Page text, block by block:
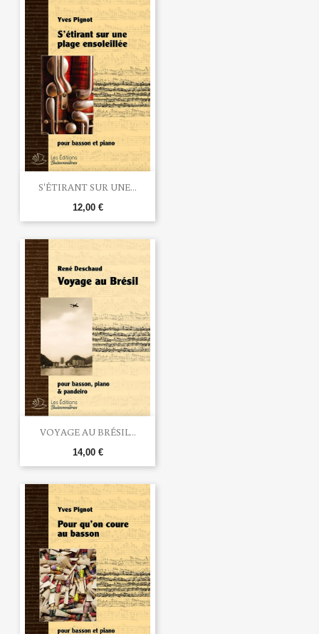
S'ÉTIRANT SUR UNE...
12,00 €
VOYAGE AU BRÉSIL...
14,00 €